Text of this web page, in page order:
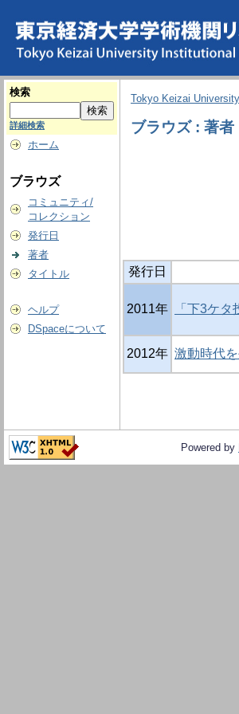
検索
詳細検索
ホーム
ブラウズ
コミュニティ/
コレクション
発行日
著者
タイトル
ヘルプ
DSpaceについて
Tokyo Keizai
ブラウズ : 著者
発行日
2011年 「下3ケ
2012年 激動時代
Powered by